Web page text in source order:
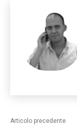
Articolo precedente